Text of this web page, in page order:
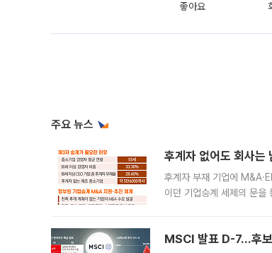
좋아요
주요 뉴스
후계자 없어도 회사는
후계자 부재 기업에
이던 기업승계 세제의 문을
MSCI 발표 D-7…후보